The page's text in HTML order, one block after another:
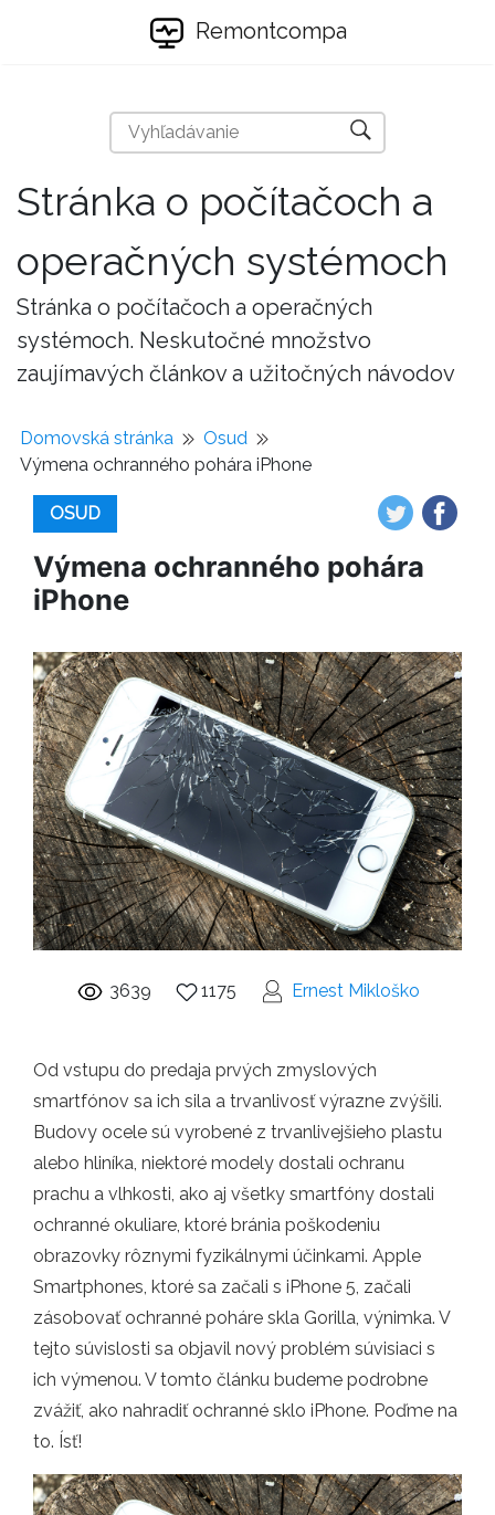
Remontcompa
Stránka o počítačoch a
operačných systémoch
Stránka o počítačoch a operačných
systémoch. Neskutočné množstvo
zaujímavých článkov a užitočných návodov
Domovská stránka
Osud
Výmena ochranného pohára iPhone
OSUD
Výmena ochranného pohára
iPhone
3639 1175 Ernest Mikloško
Od vstupu do predaja prvých zmyslových
smartfónov sa ich sila a trvanlivosť výrazne zvýšili.
Budovy ocele sú vyrobené z trvanlivejšieho plastu
alebo hliníka, niektoré modely dostali ochranu
prachu a vlhkosti, ako aj všetky smartfóny dostali
ochranné okuliare, ktoré bránia poškodeniu
obrazovky rôznymi fyzikálnymi účinkami. Apple
Smartphones, ktoré sa začali s iPhone 5, začali
zásobovať ochranné poháre skla Gorilla, výnimka. V
tejto súvislosti sa objavil nový problém súvisiaci s
ich výmenou. V tomto článku budeme podrobne
zvážiť, ako nahradiť ochranné sklo iPhone. Poďme na
to. Ísť!